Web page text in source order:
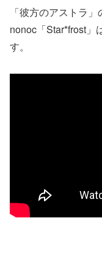
「彼方のアストラ」
nonoc「Star*frost」
す。